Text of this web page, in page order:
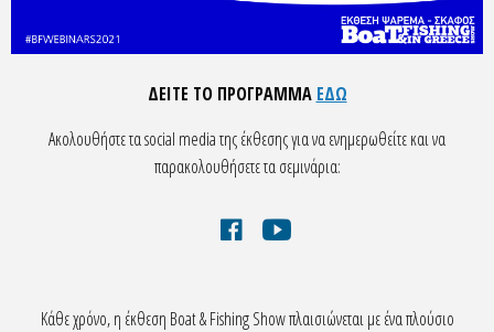
ΔΕΙΤΕ ΤΟ ΠΡΟΓΡΑΜΜΑ ΕΔΩ
Ακολουθήστε τα social media της έκθεσης για να ενημερωθείτε και να
παρακολουθήσετε τα σεμινάρια:
Κάθε χρόνο, η έκθεση Boat & Fishing Show πλαισιώνεται με ένα πλούσιο